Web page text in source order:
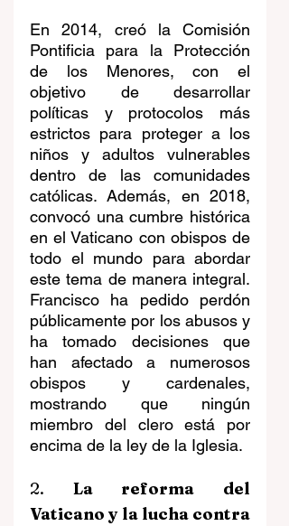
En 2014, creó la Comisión
Pontificia para la Protección
de los Menores, con el
objetivo de desarrollar
políticas y protocolos más
estrictos para proteger a los
niños y adultos vulnerables
dentro de las comunidades
católicas. Además, en 2018,
convocó una cumbre histórica
en el Vaticano con obispos de
todo el mundo para abordar
este tema de manera integral.
Francisco ha pedido perdón
públicamente por los abusos y
ha tomado decisiones que
han afectado a numerosos
obispos y cardenales,
mostrando que ningún
miembro del clero está por
encima de la ley de la Iglesia.
2. La reforma del
Vaticano y la lucha contra